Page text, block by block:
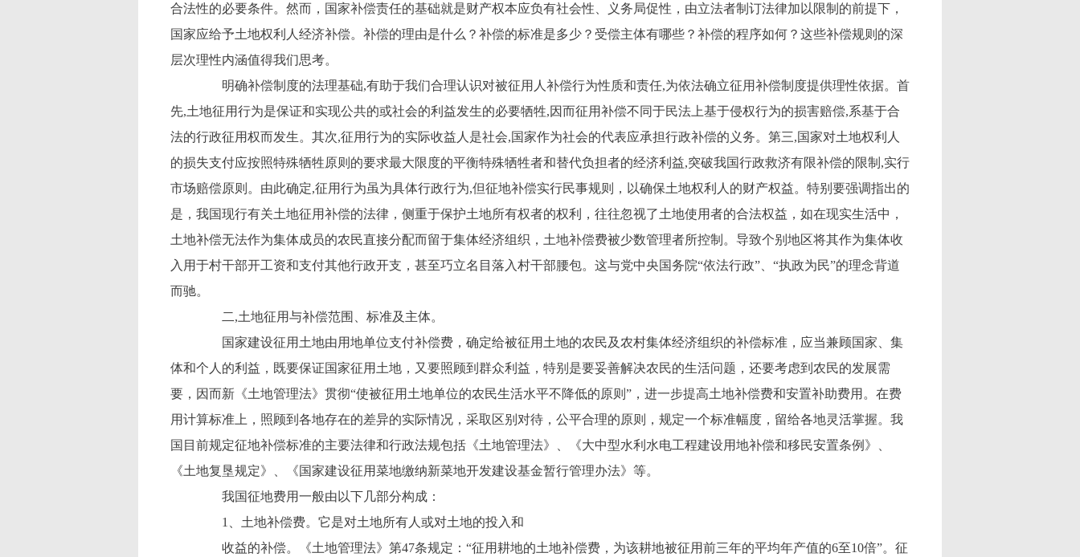
合法性的必要条件。然而，国家补偿责任的基础就是财产权本应负有社会性、义务局促性，由立法者制订法律加以限制的前提下，
国家应给予土地权利人经济补偿。补偿的理由是什么？补偿的标准是多少？受偿主体有哪些？补偿的程序如何？这些补偿规则的深
层次理性内涵值得我们思考。
明确补偿制度的法理基础,有助于我们合理认识对被征用人补偿行为性质和责任,为依法确立征用补偿制度提供理性依据。首
先,土地征用行为是保证和实现公共的或社会的利益发生的必要牺牲,因而征用补偿不同于民法上基于侵权行为的损害赔偿,系基于合
法的行政征用权而发生。其次,征用行为的实际收益人是社会,国家作为社会的代表应承担行政补偿的义务。第三,国家对土地权利人
的损失支付应按照特殊牺牲原则的要求最大限度的平衡特殊牺牲者和替代负担者的经济利益,突破我国行政救济有限补偿的限制,实行
市场赔偿原则。由此确定,征用行为虽为具体行政行为,但征地补偿实行民事规则，以确保土地权利人的财产权益。特别要强调指出的
是，我国现行有关土地征用补偿的法律，侧重于保护土地所有权者的权利，往往忽视了土地使用者的合法权益，如在现实生活中，
土地补偿无法作为集体成员的农民直接分配而留于集体经济组织，土地补偿费被少数管理者所控制。导致个别地区将其作为集体收
入用于村干部开工资和支付其他行政开支，甚至巧立名目落入村干部腰包。这与党中央国务院“依法行政”、“执政为民”的理念背道
而驰。
二,土地征用与补偿范围、标准及主体。
国家建设征用土地由用地单位支付补偿费，确定给被征用土地的农民及农村集体经济组织的补偿标准，应当兼顾国家、集
体和个人的利益，既要保证国家征用土地，又要照顾到群众利益，特别是要妥善解决农民的生活问题，还要考虑到农民的发展需
要，因而新《土地管理法》贯彻“使被征用土地单位的农民生活水平不降低的原则”，进一步提高土地补偿费和安置补助费用。在费
用计算标准上，照顾到各地存在的差异的实际情况，采取区别对待，公平合理的原则，规定一个标准幅度，留给各地灵活掌握。我
国目前规定征地补偿标准的主要法律和行政法规包括《土地管理法》、《大中型水利水电工程建设用地补偿和移民安置条例》、
《土地复垦规定》、《国家建设征用菜地缴纳新菜地开发建设基金暂行管理办法》等。
我国征地费用一般由以下几部分构成：
1、土地补偿费。它是对土地所有人或对土地的投入和
收益的补偿。《土地管理法》第47条规定：“征用耕地的土地补偿费，为该耕地被征用前三年的平均年产值的6至10倍”。征